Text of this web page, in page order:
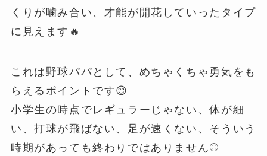
くりが噛み合い、才能が開花していったタイプ
に見えます🔥
これは野球パパとして、めちゃくちゃ勇気をも
らえるポイントです😊
小学生の時点でレギュラーじゃない、体が細
い、打球が飛ばない、足が速くない、そういう
時期があっても終わりではありません⚾️